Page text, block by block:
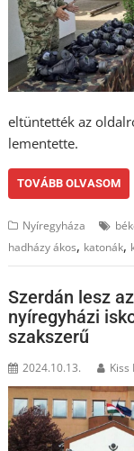
eltüntették az
lementette.
TOVÁBB OLVASOM
Nyíregyháza
hadházy ákos, katonák,
Szerdán lesz
nyíregyházi
szakszerű
2024.10.13. Kiss